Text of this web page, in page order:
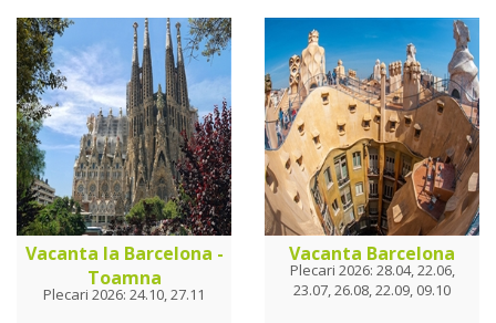
Vacanta la Barcelona -
Toamna
Plecari 2026: 24.10, 27.11
Vacanta Barcelona
Plecari 2026: 28.04, 22.06,
23.07, 26.08, 22.09, 09.10